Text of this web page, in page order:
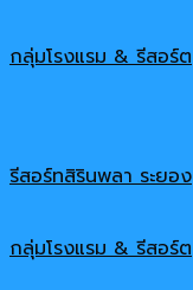
กลุ่มโรงแรม & รีสอร์ต
รีสอร์ทสิรินพลา ระยอง
กลุ่มโรงแรม & รีสอร์ต